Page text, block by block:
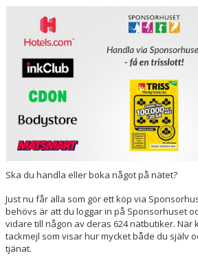
HÄSTAR
KALENDER
Ska du handla eller boka något på nätet?
Just nu får alla som gör ett köp via
behövs är att du loggar in på Sponsorhuset
vidare till någon av deras 624 nätbutiker. När
tackmejl som visar hur mycket både du själv
tjänat.